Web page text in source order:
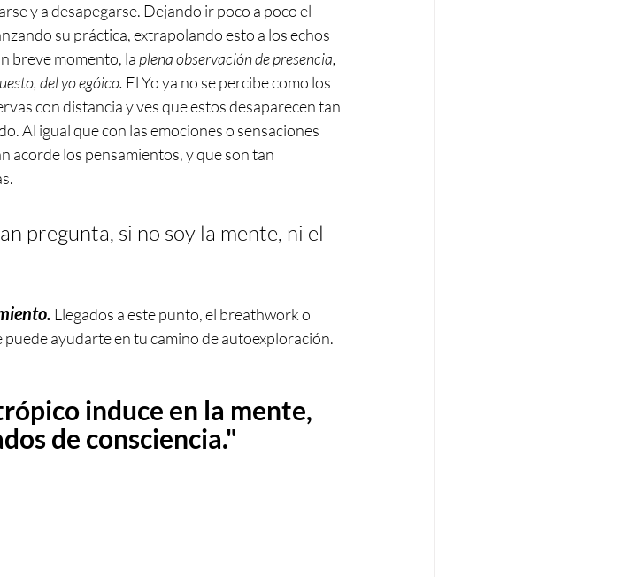
y a desapegarse. Dejando ir poco a poco el
su práctica, extrapolando esto a los echos
breve momento, la plena observación de presencia,
del yo egóico. El Yo ya no se percibe como los
con distancia y ves que estos desaparecen tan
Al igual que con las emociones o sensaciones
acorde los pensamientos, y que son tan
pregunta, si no soy la mente, ni el
Llegados a este punto, el breathwork o
ayudarte en tu camino de autoexploración.
induce en la mente,
de consciencia."